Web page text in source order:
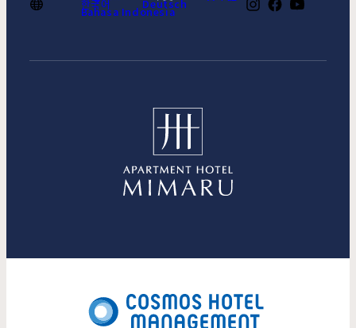
한국어 Deutsch
Bahasa Indonesia